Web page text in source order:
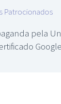
Patrocionados
pela